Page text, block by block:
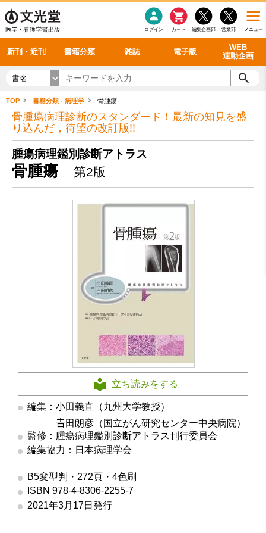
メニュー
営業部
編集企画部
カート
ログイン
新刊・近刊 書籍分類 雑誌 電子版
WEB
連動企画
感染症 老年医学
看護・介護
呼吸器
循環器
シリーズ一覧
雑誌投稿規定
理学療法
雑誌案内・年間購読 最新号 バックナンバー
電子書籍
電子雑誌
書籍「データに基づく臨床動作分析」WEB動画
書籍「眼手術学」WEB動画
書籍「神経症候学 II 改訂第二版」 WEB動画
新刊一覧
今後の発行予定
書名
TOP 書籍分類 - 病理学 骨腫瘍
骨腫瘍病理診断のスタンダード！最新の知見を盛
り込んだ，待望の改訂版!!
腫瘍病理鑑別診断アトラス
骨腫瘍 第2版
立ち読みをする
編集：小田義直（九州大学教授）
𠮷田朗彦（国立がん研究センター中央病院）
監修：腫瘍病理鑑別診断アトラス刊行委員会
編集協力：日本病理学会
B5変型判・272頁・4色刷
ISBN 978-4-8306-2255-7
2021年3月17日発行